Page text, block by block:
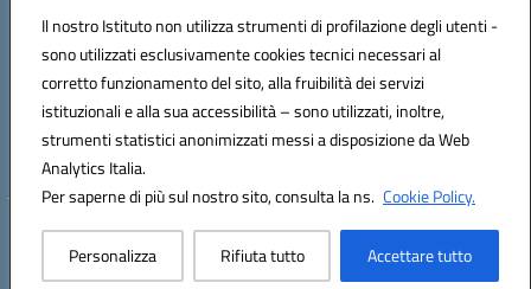
Il nostro Istituto non utilizza strumenti di profilazione degli utenti -
sono utilizzati esclusivamente cookies tecnici necessari al
corretto funzionamento del sito, alla fruibilità dei servizi
istituzionali e alla sua accessibilità – sono utilizzati, inoltre,
strumenti statistici anonimizzati messi a disposizione da Web
Analytics Italia.
Per saperne di più sul nostro sito, consulta la ns. Cookie Policy.
Personalizza Rifiuta tutto Accettare tutto
Centralino:0885.426034 Email:FGTD02000P@istruzione.it
Posta elettronica certificata (PEC):fgtd02000p@pec.istruzione.it
Codice fiscale: 81002930717
Codice meccanografico:FGTD02000P
Codice unico di fatturazione (CUF): UFUN7Y
Hosting & Powered by 3D Solution S.r.l.
Concept & Design by Designers Italia